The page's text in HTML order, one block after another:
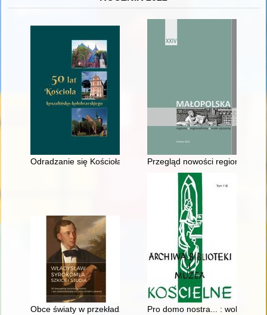
Odradzanie się Kościoła katolickiego w delegaturze
Przegląd nowości
Obce światy w przekładzie - praktyki tłumaczeniowe
Pro domo nostra... : wokół